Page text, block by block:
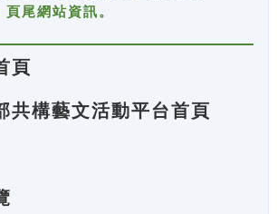
尾網站資訊。
頁
共構藝文活動平台首頁